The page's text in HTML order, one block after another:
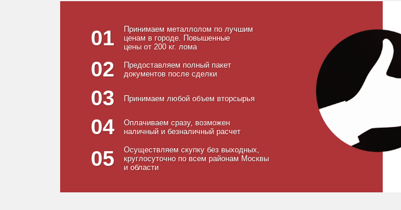
01
Принимаем металлолом по лучшим
ценам в городе. Повышенные
цены от 200 кг. лома
02
Предоставляем полный пакет
документов после сделки
03 Принимаем любой объем вторсырья
04
Оплачиваем сразу, возможен
наличный и безналичный расчет
05
Осуществляем скупку без выходных,
круглосуточно по всем районам Москвы
и области